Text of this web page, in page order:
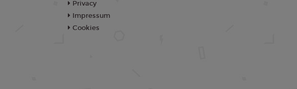
Privacy
Impressum
Cookies